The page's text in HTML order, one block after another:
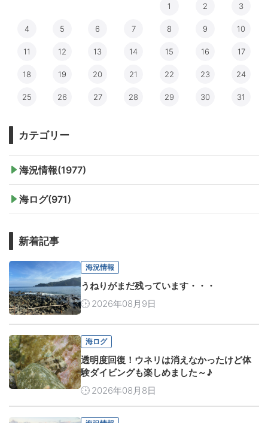
1 2 3
4 5 6 7 8 9 10
11 12 13 14 15 16 17
18 19 20 21 22 23 24
25 26 27 28 29 30 31
カテゴリー
海況情報(1977)
海ログ(971)
新着記事
海況情報
うねりがまだ残っています・・・
2026年08月9日
海ログ
透明度回復！ウネリは消えなかったけど体
験ダイビングも楽しめました～♪
2026年08月8日